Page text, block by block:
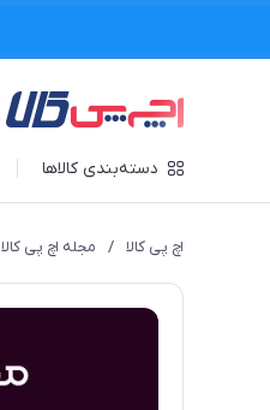
دسته‌بندی کالاها
اچ پی کالا / مجله اچ پی کالا